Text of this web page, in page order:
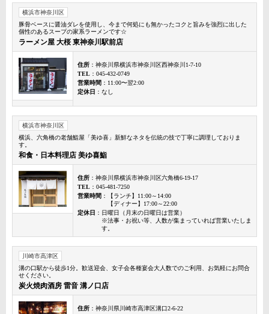
横浜市神奈川区
豚骨ベースに醤油ダレを使用し、今まで何処にも無かったコクと旨みを強烈に出した
個性のあるスープの家系ラーメンです☆
ラーメン屋 大桜 東神奈川駅前店
住所 ：神奈川県横浜市神奈川区西神奈川1-7-10
TEL ：045-432-0749
営業時間 ：11:00〜翌2:00
定休日 ：なし
横浜市神奈川区
横浜、六角橋の老舗鮨屋「美ゆ喜」新鮮なネタを伝統の技で丁寧に調理しておりま
す。
和食・日本料理店 美ゆ喜鮨
住所 ：神奈川県横浜市神奈川区六角橋6-19-17
TEL ：045-481-7250
営業時間 ：【ランチ】11:00～14:00
【ディナー】17:00～22:00
定休日 ：日曜日（月末の日曜日は営業）
※法事・お祝い等、人数が集まっていれば営業いたしま
す。
川崎市高津区
溝の口駅から徒歩1分。歓送迎会、女子会各種宴会大人数でのご利用、お気軽にお問合
せください。
炭火焼肉酒房 雷音 溝ノ口店
住所 ：神奈川県川崎市高津区溝口2-6-22